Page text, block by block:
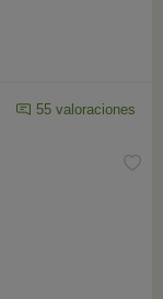
55 valoraciones